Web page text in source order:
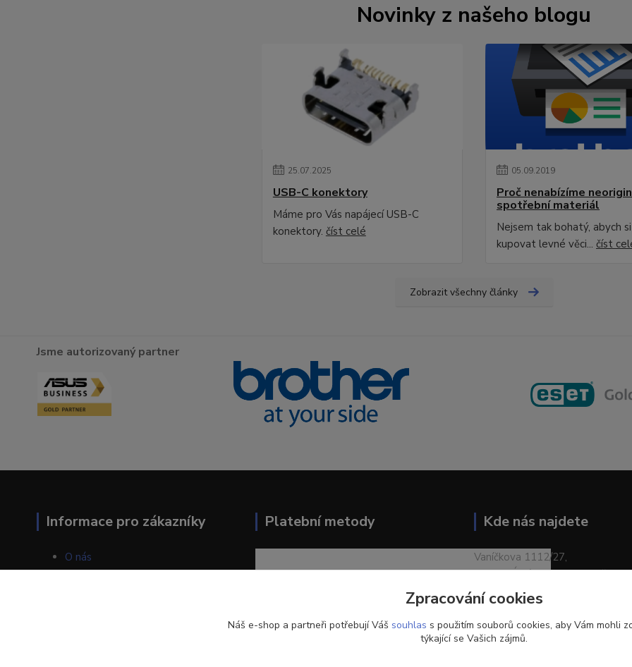
Novinky z našeho blogu
25.07.2025
USB-C konektory
Máme pro Vás napájecí USB-C
konektory. číst celé
05.09.2019
Proč nenabízíme
spotřební materiál
Nejsem tak bohatý, abych
kupovat levné věci... číst
Zobrazit všechny články
Jsme autorizovaný partner
Informace pro zákazníky
O nás
Jak nakupovat
Platební metody Kde nás najdete
Vaníčkova 1112/27,
400 01 Ústí nad Labem-město
Zpracování cookies
Náš e-shop a partneři potřebují Váš souhlas s použitím souborů cookies, aby Vám mohli
týkající se Vašich zájmů.